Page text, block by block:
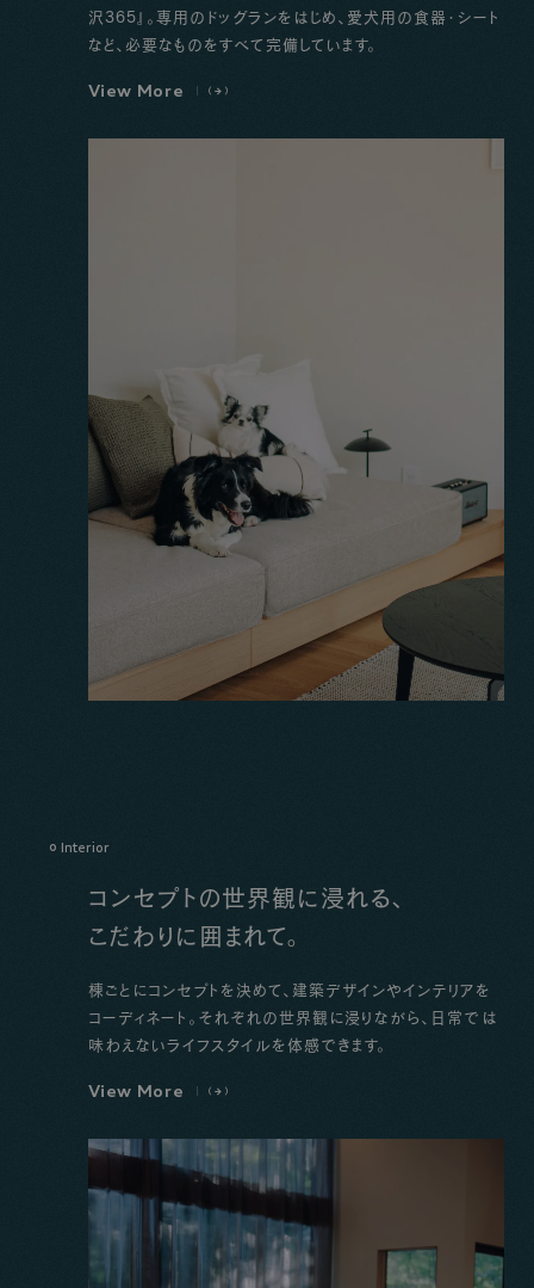
沢365』。専用のドッグランをはじめ、愛犬用の食器・シート
など、必要なものをすべて完備しています。
View More
Interior
コンセプトの世界観に浸れる、
こだわりに囲まれて。
棟ごとにコンセプトを決めて、建築デザインやインテリアを
コーディネート。それぞれの世界観に浸りながら、日常では
味わえないライフスタイルを体感できます。
View More